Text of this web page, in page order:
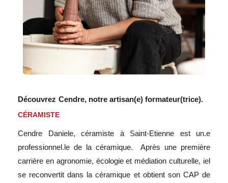
Découvrez Cendre, notre artisan(e) formateur(trice).
CÉRAMISTE
Cendre Daniele, céramiste à Saint-Etienne est un.e
professionnel.le de la céramique. Après une première
carrière en agronomie, écologie et médiation culturelle, iel
se reconvertit dans la céramique et obtient son CAP de